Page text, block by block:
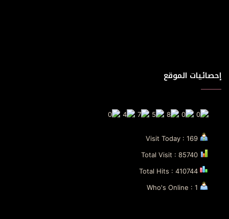
إحصائيات الموقع
Visit Today : 169
Total Visit : 85740
Total Hits : 410744